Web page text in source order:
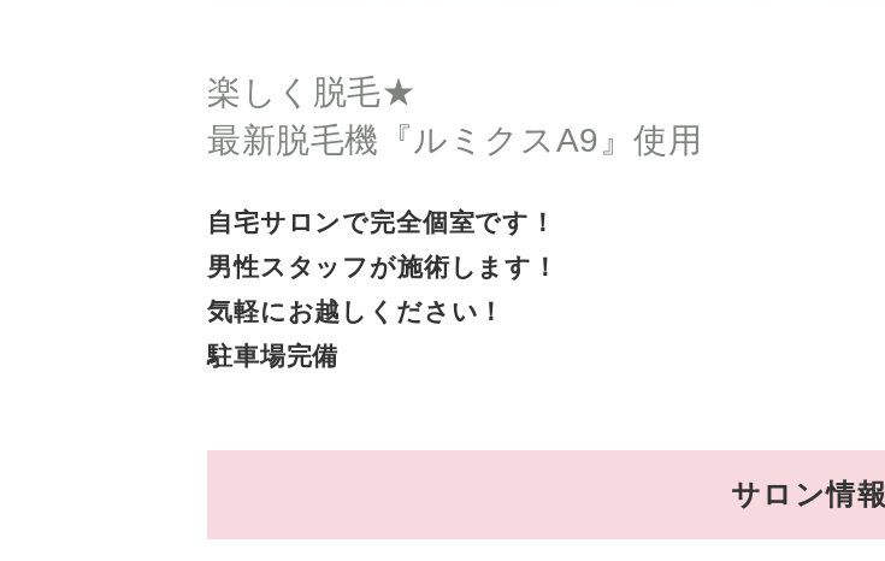
楽しく脱毛★
最新脱毛機『ルミクスA9』使用
自宅サロンで完全個室です！
男性スタッフが施術します！
気軽にお越しください！
駐車場完備
サロン情報